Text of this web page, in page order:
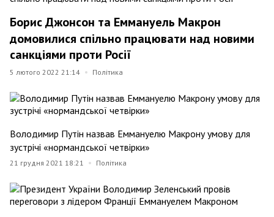
Борис Джонсон та Еммануель Макрон
домовилися спільно працювати над новими
санкціями проти Росії
5 лютого 2022 21:14 Політика
Володимир Путін назвав Еммануелю Макрону умову для
зустрічі «нормандської четвірки»
21 грудня 2021 18:21 Політика